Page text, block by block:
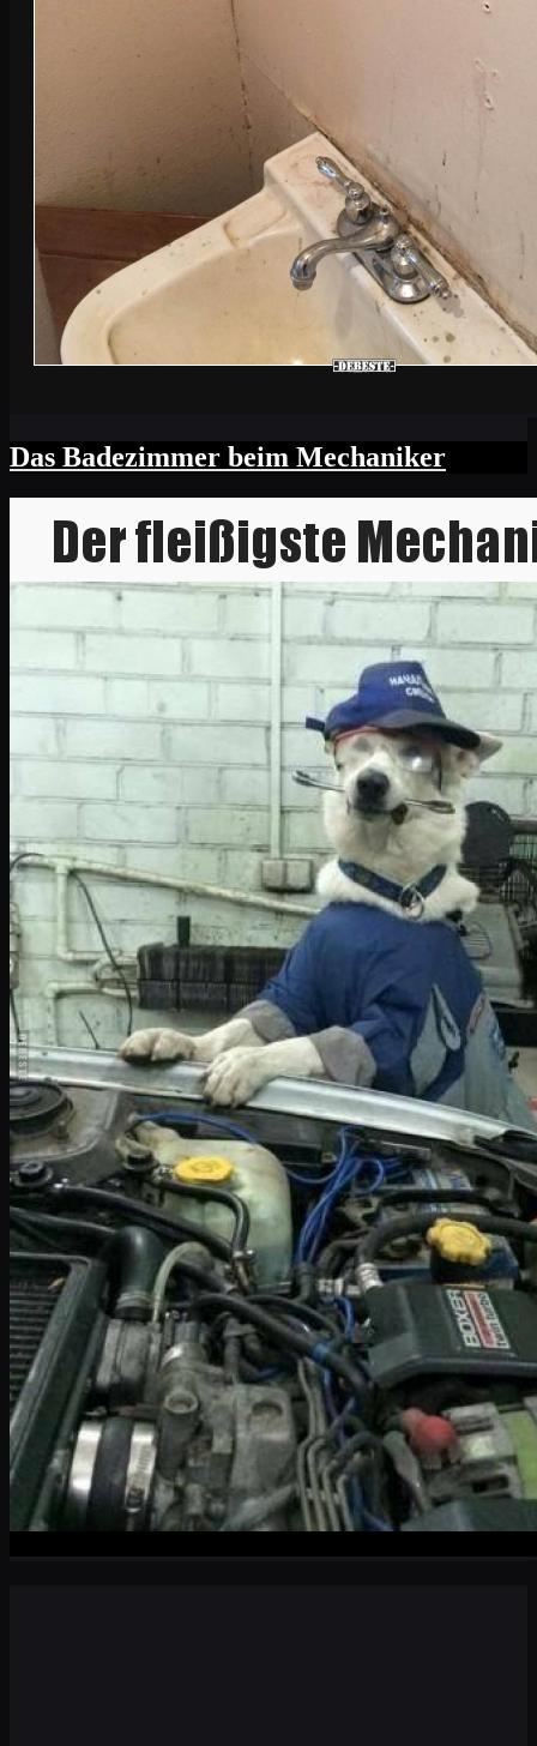
Das Badezimmer beim Mechaniker